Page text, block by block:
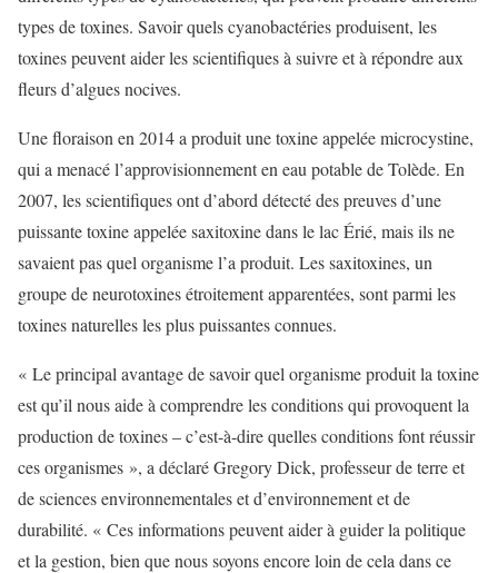
types de toxines. Savoir quels cyanobactéries produisent, les
toxines peuvent aider les scientifiques à suivre et à répondre aux
fleurs d’algues nocives.
Une floraison en 2014 a produit une toxine appelée microcystine,
qui a menacé l’approvisionnement en eau potable de Tolède. En
2007, les scientifiques ont d’abord détecté des preuves d’une
puissante toxine appelée saxitoxine dans le lac Érié, mais ils ne
savaient pas quel organisme l’a produit. Les saxitoxines, un
groupe de neurotoxines étroitement apparentées, sont parmi les
toxines naturelles les plus puissantes connues.
« Le principal avantage de savoir quel organisme produit la toxine
est qu’il nous aide à comprendre les conditions qui provoquent la
production de toxines – c’est-à-dire quelles conditions font réussir
ces organismes », a déclaré Gregory Dick, professeur de terre et
de sciences environnementales et d’environnement et de
durabilité. « Ces informations peuvent aider à guider la politique
et la gestion, bien que nous soyons encore loin de cela dans ce